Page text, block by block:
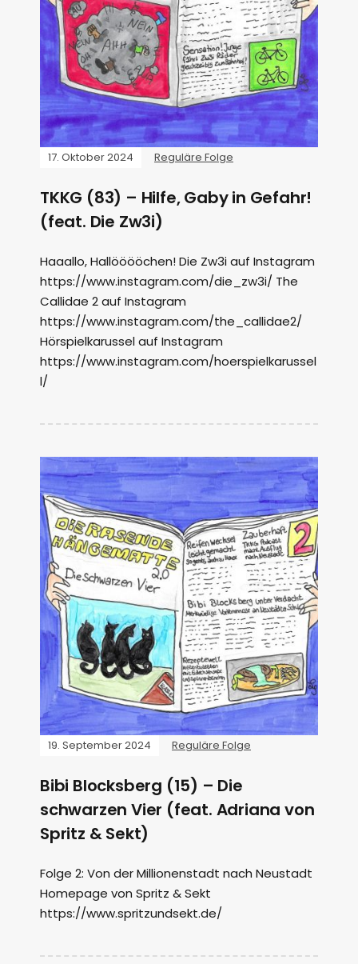
17. Oktober 2024 Reguläre Folge
TKKG (83) – Hilfe, Gaby in Gefahr!
(feat. Die Zw3i)
Haaallo, Hallööööchen! Die Zw3i auf Instagram
https://www.instagram.com/die_zw3i/ The
Callidae 2 auf Instagram
https://www.instagram.com/the_callidae2/
Hörspielkarussel auf Instagram
https://www.instagram.com/hoerspielkarussel
l/
19. September 2024 Reguläre Folge
Bibi Blocksberg (15) – Die
schwarzen Vier (feat. Adriana von
Spritz & Sekt)
Folge 2: Von der Millionenstadt nach Neustadt
Homepage von Spritz & Sekt
https://www.spritzundsekt.de/